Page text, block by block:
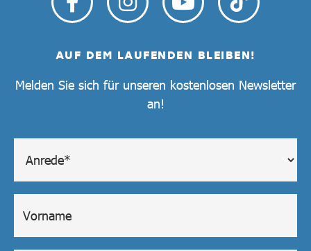
AUF DEM LAUFENDEN BLEIBEN!
Melden Sie sich für unseren kostenlosen Newsletter
an!